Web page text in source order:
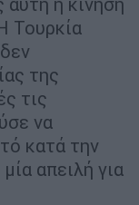
Τουρκία
της
τις
να
κατά την
απειλή για